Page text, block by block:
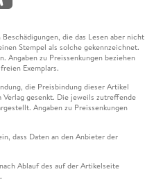
die das Lesen aber nicht
Stempel als solche gekennzeichnet.
Angaben zu Preissenkungen beziehen
Exemplars.
die Preisbindung dieser Artikel
gesenkt. Die jeweils zutreffende
Angaben zu Preissenkungen
dass Daten an den Anbieter der
Ablauf des auf der Artikelseite